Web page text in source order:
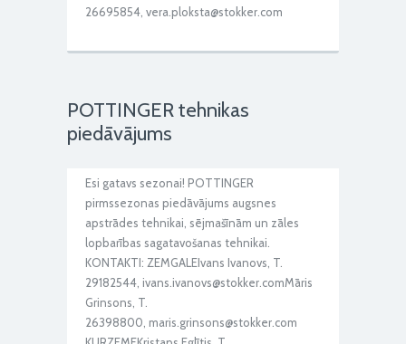
26695854, vera.ploksta@stokker.com
POTTINGER tehnikas
piedāvājums
Esi gatavs sezonai! POTTINGER
pirmssezonas piedāvājums augsnes
apstrādes tehnikai, sējmašīnām un zāles
lopbarības sagatavošanas tehnikai.
KONTAKTI: ZEMGALEIvans Ivanovs, T.
29182544, ivans.ivanovs@stokker.comMāris
Grinsons, T.
26398800, maris.grinsons@stokker.com